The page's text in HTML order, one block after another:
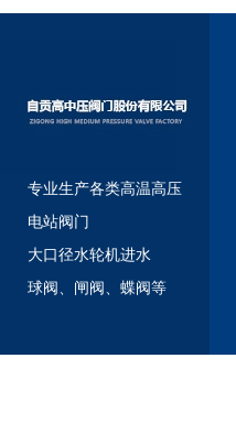
专业生产各类高温高压
电站阀门
大口径水轮机进水
球阀、闸阀、蝶阀等